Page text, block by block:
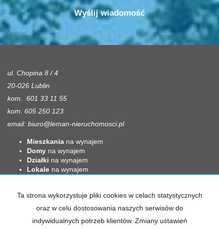
ul. Chopina 8 / 4
20-026 Lublin
kom. 601 33 11 55
kom. 605 250 123
email: biuro@leman-nieruchomosci.pl
Mieszkania na wynajem
Domy na wynajem
Działki na wynajem
Lokale na wynajem
na sprzedaż
Działkina sprzedaż
Ta strona wykorzystuje pliki cookies w celach statystycznych
oraz w celu dostosowania naszych serwisów do
indywidualnych potrzeb klientów. Zmiany ustawień